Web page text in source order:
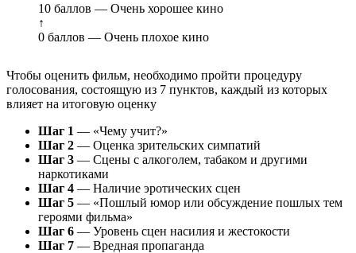
10 баллов — Очень хорошее кино
↑
0 баллов — Очень плохое кино
Чтобы оценить фильм, необходимо пройти процедуру
голосования, состоящую из 7 пунктов, каждый из которых
влияет на итоговую оценку
Шаг 1 — «Чему учит?»
Шаг 2 — Оценка зрительских симпатий
Шаг 3 — Сцены с алкоголем, табаком и другими
наркотиками
Шаг 4 — Наличие эротических сцен
Шаг 5 — «Пошлый юмор или обсуждение пошлых тем
героями фильма»
Шаг 6 — Уровень сцен насилия и жестокости
Шаг 7 — Вредная пропаганда